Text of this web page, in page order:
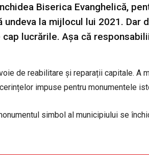
Biserica Evanghelică,
undeva la mijlocul lui 2021. Dar
lucrările. Așa că
de reabilitare și reparații capitale. A
impuse pentru monumentele
simbol al municipiului se